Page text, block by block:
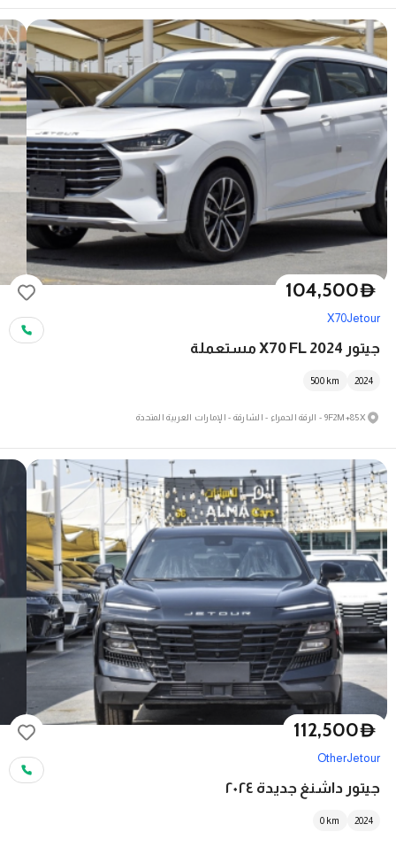
D
104,500
Jetour
X70
جيتور X70 FL 2024 مستعملة
2024
500 km
9F2M+85X - الرقة الحمراء - الشارقة - الإمارات العربية المتحدة
D
112,500
Jetour
Other
جيتور داشنغ جديدة ٢٠٢٤
2024
0 km